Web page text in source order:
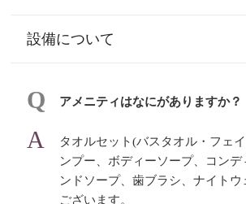
設備について
アメニティはなにがありますか？
タオルセット(バスタオル・フェ
ンプー、ボディーソープ、コンデ
ンドソープ、歯ブラシ、ナイト
ございます。